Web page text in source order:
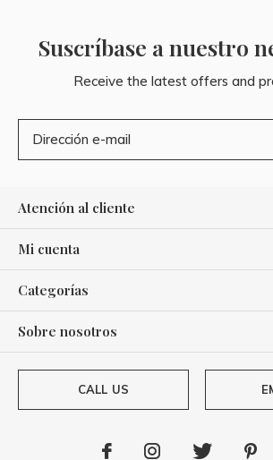
Suscríbase a nuestro
Receive the latest offers and
Atención al cliente
Mi cuenta
Categorías
Sobre nosotros
CALL US